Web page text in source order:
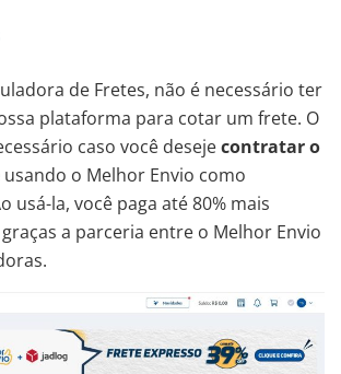
de Fretes, não é necessário ter
plataforma para cotar um frete. O
caso você desejecontratar o
usando o Melhor Envio como
usá-la, você paga até 80% mais
a parceria entre o Melhor Envio